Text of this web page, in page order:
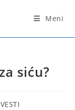
Meni
siću?